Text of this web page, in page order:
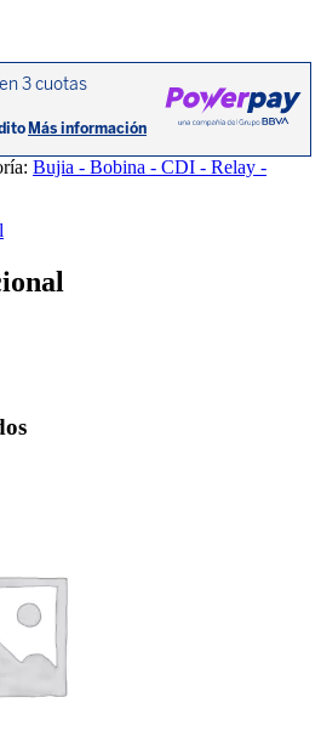
Bujia - Bobina - CDI - Relay -